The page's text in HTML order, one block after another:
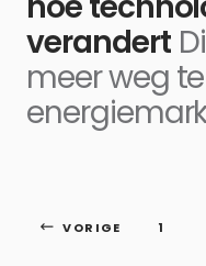
verandert
meer weg
VORIGE 1